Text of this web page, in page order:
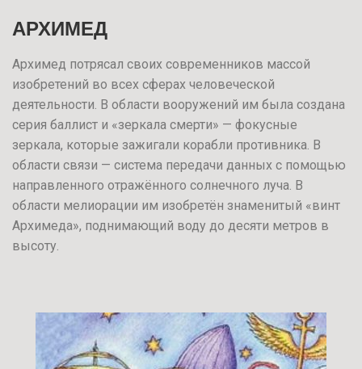
АРХИМЕД
Архимед потрясал своих современников массой
изобретений во всех сферах человеческой
деятельности. В области вооружений им была создана
серия баллист и «зеркала смерти» — фокусные
зеркала, которые зажигали корабли противника. В
области связи — система передачи данных с помощью
направленного отражённого солнечного луча. В
области мелиорации им изобретён знаменитый «винт
Архимеда», поднимающий воду до десяти метров в
высоту.